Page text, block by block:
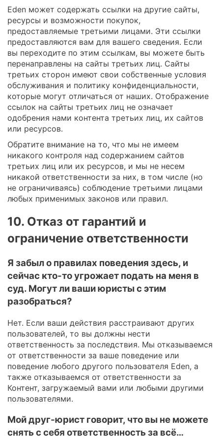
Eden может содержать ссылки на другие сайты,
ресурсы и возможности покупок,
предоставляемые третьими лицами. Эти ссылки
предоставляются вам для вашего сведения. Если
вы переходите по этим ссылкам, вы можете быть
перенаправлены на сайты третьих лиц. Сайты
третьих сторон имеют свои собственные условия
обслуживания и политику конфиденциальности,
которые могут отличаться от наших. Отображение
ссылок на сайты третьих лиц не означает
одобрения нами контента третьих лиц, их сайтов
или ресурсов.
Обратите внимание на то, что мы не имеем
никакого контроля над содержанием сайтов
третьих лиц или их ресурсов, и мы не несем
никакой ответственности за них, в том числе (но
не ограничиваясь) соблюдение третьими лицами
любых применимых законов или правил.
10. Отказ от гарантий и
ограничение ответственности
Я забыл о правилах поведения здесь, и
сейчас кто-то угрожает подать на меня в
суд. Могут ли ваши юристы с этим
разобраться?
Нет. Если ваши действия расстраивают других
пользователей, то вы должны нести
ответственность за последствия. Мы отказываемся
от ответственности за ваше поведение или
поведение любого другого пользователя Eden, а
также отказываемся от ответственности за
Контент, загружаемый вами или любыми другими
пользователями.
Мой друг-юрист говорит, что вы не можете
снять с себя ответственность за всё…